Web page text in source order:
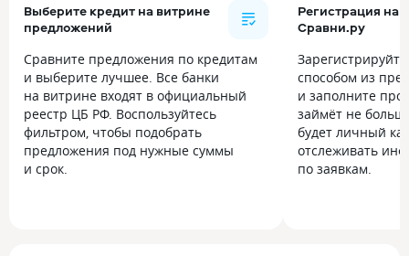
Выберите кредит на витрине
предложений
Сравните предложения по кредитам
и выберите лучшее. Все банки
на витрине входят в официальный
реестр ЦБ РФ. Воспользуйтесь
фильтром, чтобы подобрать
предложения под нужные суммы
и срок.
Регистрация на
Сравни.ру
способом из
и заполните
займёт не
будет личный
отслеживать
по заявкам.